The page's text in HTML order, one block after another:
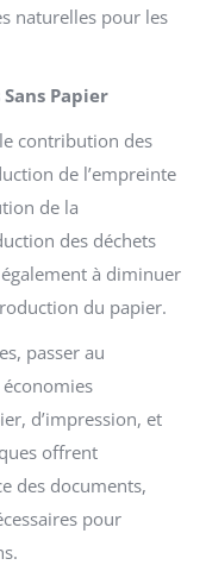
naturelles pour les
Papier
contribution des
de l’empreinte
de la
des déchets
à diminuer
du papier.
passer au
d’impression, et
offrent
des documents,
pour